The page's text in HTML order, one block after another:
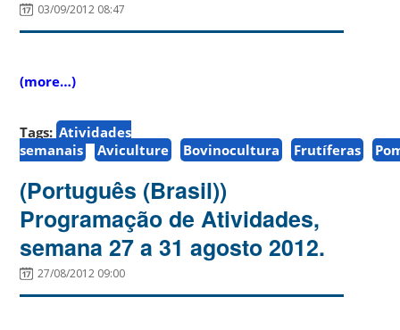
03/09/2012 08:47
(more…)
Tags: Atividades
semanais
Aviculture Bovinocultura Frutíferas
(Português (Brasil))
Programação de Atividades,
semana 27 a 31 agosto 2012.
27/08/2012 09:00